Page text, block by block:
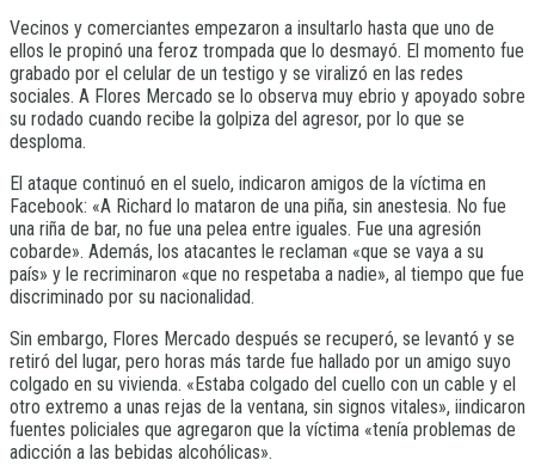
Vecinos y comerciantes empezaron a insultarlo hasta que uno de
ellos le propinó una feroz trompada que lo desmayó. El momento fue
grabado por el celular de un testigo y se viralizó en las redes
sociales. A Flores Mercado se lo observa muy ebrio y apoyado sobre
su rodado cuando recibe la golpiza del agresor, por lo que se
desploma.
El ataque continuó en el suelo, indicaron amigos de la víctima en
Facebook: «A Richard lo mataron de una piña, sin anestesia. No fue
una riña de bar, no fue una pelea entre iguales. Fue una agresión
cobarde». Además, los atacantes le reclaman «que se vaya a su
país» y le recriminaron «que no respetaba a nadie», al tiempo que fue
discriminado por su nacionalidad.
Sin embargo, Flores Mercado después se recuperó, se levantó y se
retiró del lugar, pero horas más tarde fue hallado por un amigo suyo
colgado en su vivienda. «Estaba colgado del cuello con un cable y el
otro extremo a unas rejas de la ventana, sin signos vitales», iindicaron
fuentes policiales que agregaron que la víctima «tenía problemas de
adicción a las bebidas alcohólicas».